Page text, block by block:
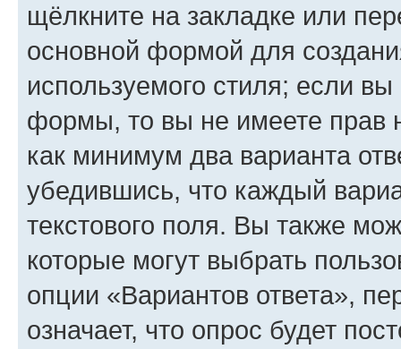
щёлкните на закладке или
основной формой для
используемого стиля; если
формы, то вы не имеете прав
как минимум два варианта
убедившись, что каждый
текстового поля. Вы также
которые могут выбрать
опции «Вариантов ответа»,
означает, что опрос будет